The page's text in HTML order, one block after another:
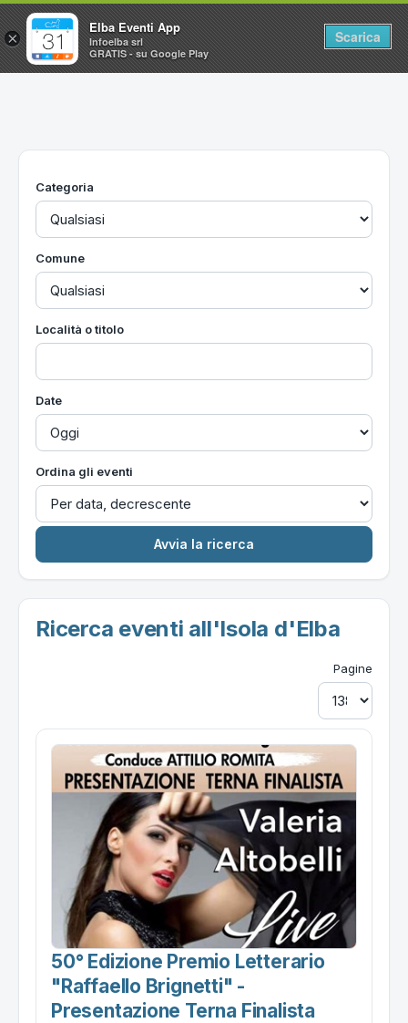
Home
Utilità
Categoria
Comune
Località o titolo
Date
Ordina gli eventi
Ricerca eventi all'Isola d'Elba
Pagine
50° Edizione Premio Letterario
"raffaello Brignetti" -
Presentazione Terna Finalista
×
Elba Eventi App
Infoelba srl
GRATIS - su Google Play
Scarica